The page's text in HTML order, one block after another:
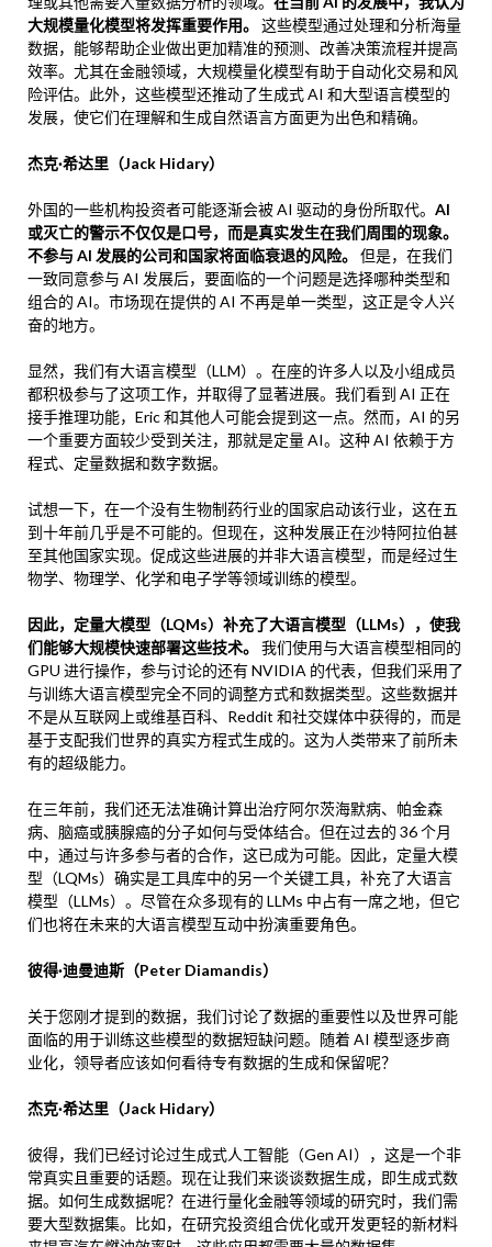
大规模量化模型将发挥重要作用。
这些模型通过处理和分析海量
数据，能够帮助企业做出更加精准的预测、改善决策流程并提高
效率。尤其在金融领域，大规模量化模型有助于自动化交易和风
险评估。此外，这些模型还推动了生成式 AI 和大型语言模型的
发展，使它们在理解和生成自然语言方面更为出色和精确。
杰克·希达里（Jack Hidary）
外国的一些机构投资者可能逐渐会被 AI 驱动的身份所取代。 AI
或灭亡的警示不仅仅是口号，而是真实发生在我们周围的现象。
不参与 AI 发展的公司和国家将面临衰退的风险。
但是，在我们
一致同意参与 AI 发展后，要面临的一个问题是选择哪种类型和
组合的 AI。市场现在提供的 AI 不再是单一类型，这正是令人兴
奋的地方。
显然，我们有大语言模型（LLM）。在座的许多人以及小组成员
都积极参与了这项工作，并取得了显著进展。我们看到 AI 正在
接手推理功能，Eric 和其他人可能会提到这一点。然而，AI 的另
一个重要方面较少受到关注，那就是定量 AI。这种 AI 依赖于方
程式、定量数据和数字数据。
试想一下，在一个没有生物制药行业的国家启动该行业，这在五
到十年前几乎是不可能的。但现在，这种发展正在沙特阿拉伯甚
至其他国家实现。促成这些进展的并非大语言模型，而是经过生
物学、物理学、化学和电子学等领域训练的模型。
因此，定量大模型（LQMs）补充了大语言模型（LLMs），使我
们能够大规模快速部署这些技术。
我们使用与大语言模型相同的
GPU 进行操作，参与讨论的还有 NVIDIA 的代表，但我们采用了
与训练大语言模型完全不同的调整方式和数据类型。这些数据并
不是从互联网上或维基百科、Reddit 和社交媒体中获得的，而是
基于支配我们世界的真实方程式生成的。这为人类带来了前所未
有的超级能力。
在三年前，我们还无法准确计算出治疗阿尔茨海默病、帕金森
病、脑癌或胰腺癌的分子如何与受体结合。但在过去的 36 个月
中，通过与许多参与者的合作，这已成为可能。因此，定量大模
型（LQMs）确实是工具库中的另一个关键工具，补充了大语言
模型（LLMs）。尽管在众多现有的 LLMs 中占有一席之地，但它
们也将在未来的大语言模型互动中扮演重要角色。
彼得·迪曼迪斯（Peter Diamandis）
关于您刚才提到的数据，我们讨论了数据的重要性以及世界可能
面临的用于训练这些模型的数据短缺问题。随着 AI 模型逐步商
业化，领导者应该如何看待专有数据的生成和保留呢？
杰克·希达里（Jack Hidary）
彼得，我们已经讨论过生成式人工智能（Gen AI），这是一个非
常真实且重要的话题。现在让我们来谈谈数据生成，即生成式数
据。如何生成数据呢？在进行量化金融等领域的研究时，我们需
要大型数据集。比如，在研究投资组合优化或开发更轻的新材料